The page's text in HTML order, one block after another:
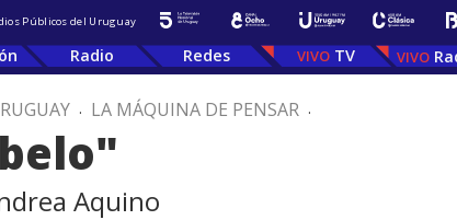
Públicos del Uruguay
Radio Redes TV
. LA MÁQUINA DE PENSAR .
Aquino